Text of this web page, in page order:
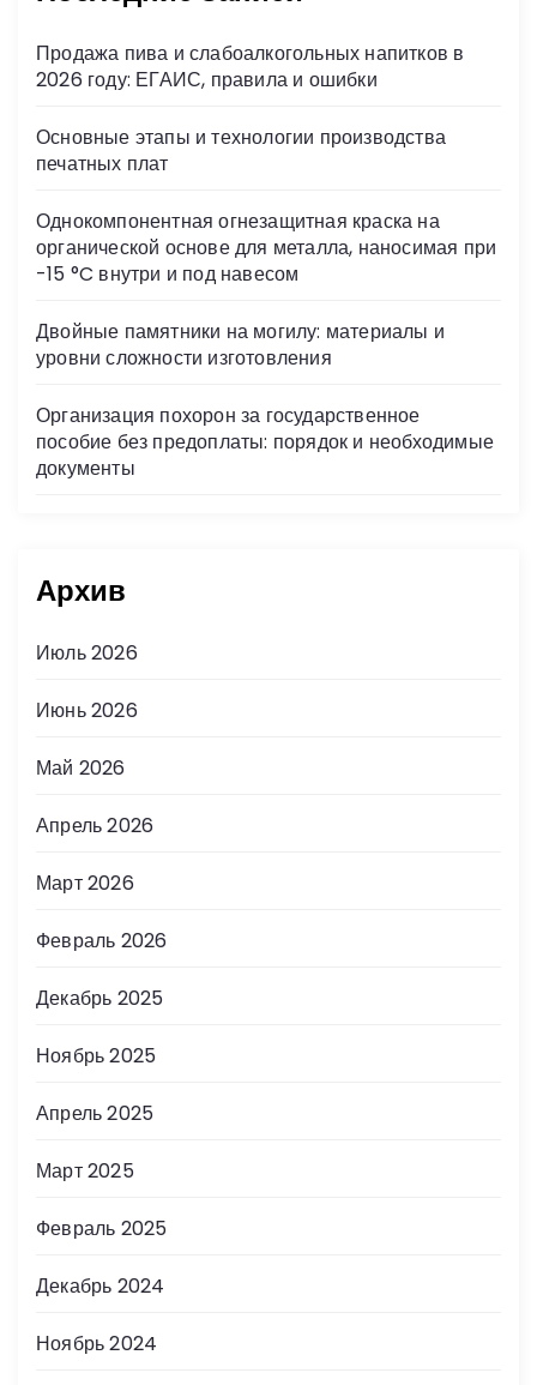
ц
и
з
п
и
с
Продажа пива и слабоалкогольных напитков в
2026 году: ЕГАИС, правила и ошибки
Основные этапы и технологии производства
печатных плат
Однокомпонентная огнезащитная краска на
органической основе для металла, наносимая при
-15 °C внутри и под навесом
Двойные памятники на могилу: материалы и
уровни сложности изготовления
Организация похорон за государственное
пособие без предоплаты: порядок и необходимые
документы
Архив
Июль 2026
Июнь 2026
Май 2026
Апрель 2026
Март 2026
Февраль 2026
Декабрь 2025
Ноябрь 2025
Апрель 2025
Март 2025
Февраль 2025
Декабрь 2024
Ноябрь 2024